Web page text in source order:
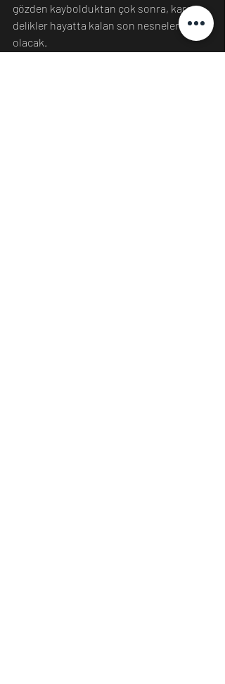
gözden kaybolduktan çok sonra, kara
delikler hayatta kalan son nesneler
olacak.